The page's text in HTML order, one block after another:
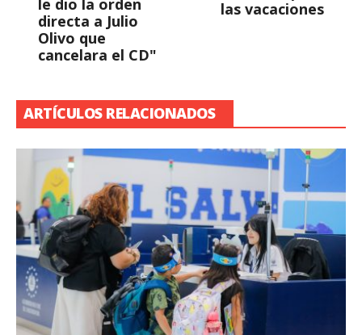
le dio la orden
directa a Julio
Olivo que
cancelara el CD"
las vacaciones
ARTÍCULOS RELACIONADOS